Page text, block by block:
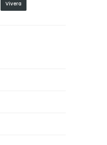
Vivera